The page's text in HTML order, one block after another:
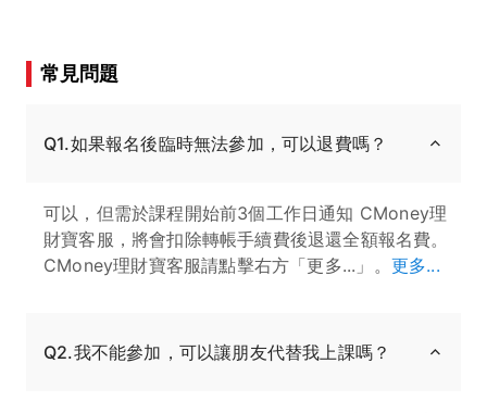
常見問題
Q1.如果報名後臨時無法參加，可以退費嗎？
可以，但需於課程開始前3個工作日通知 CMoney理
財寶客服，將會扣除轉帳手續費後退還全額報名費。
CMoney理財寶客服請點擊右方「更多...」。 更多...
Q2.我不能參加，可以讓朋友代替我上課嗎？